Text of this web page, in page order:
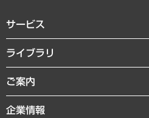
サービス
経営戦略
組織・人事戦略
デジタルイノベーション
ライブラリ
経済調査
レポート
コラム
ご案内
セミナー・イベント情報
企業情報